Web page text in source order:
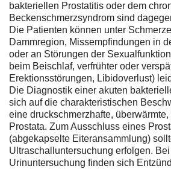
bakteriellen Prostatitis oder dem
Beckenschmerzsyndrom sind
Die Patienten können unter
Dammregion, Missempfindungen in
oder an Störungen der
beim Beischlaf, verfrühter oder
Erektionsstörungen, Libidoverlust)
Die Diagnostik einer akuten
sich auf die charakteristischen
eine druckschmerzhafte,
Prostata. Zum Ausschluss eines
(abgekapselte Eiteransammlung)
Ultraschalluntersuchung erfolgen.
Urinuntersuchung finden sich